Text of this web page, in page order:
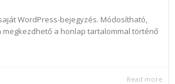
WordPress-bejegyzés. Módosítható,
a honlap tartalommal történő
Read more